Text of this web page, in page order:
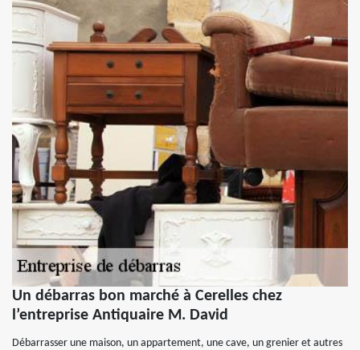
Un débarras bon marché à Cerelles chez
l’entreprise Antiquaire M. David
Débarrasser une maison, un appartement, une cave, un grenier et autres